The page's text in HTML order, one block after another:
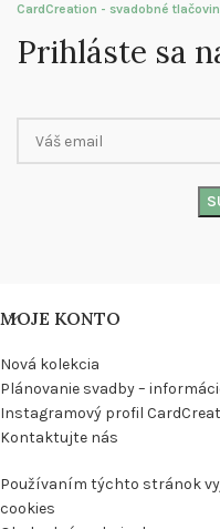
CardCreation - svadobné
Prihláste sa
MOJE KONTO
Nová kolekcia
Plánovanie svadby –
Instagramový profil
Kontaktujte nás
Používaním týchto stránok
cookies